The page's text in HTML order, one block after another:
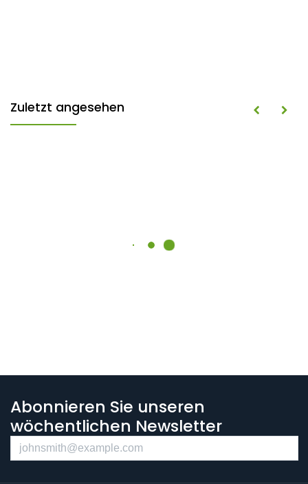
Zuletzt angesehen
Abonnieren Sie unseren
wöchentlichen Newsletter